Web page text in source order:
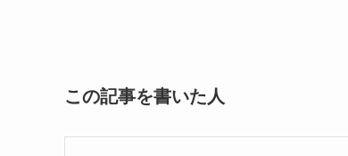
この記事を書いた人